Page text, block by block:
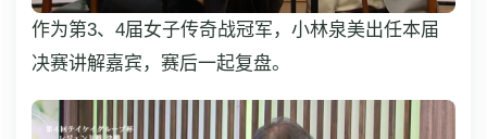
作为第3、4届女子传奇战冠军，小林泉美出任本届
决赛讲解嘉宾，赛后一起复盘。